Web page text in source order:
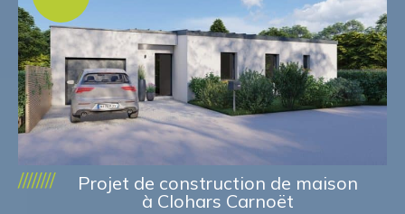
////////
Projet de construction de maison
à Clohars Carnoët